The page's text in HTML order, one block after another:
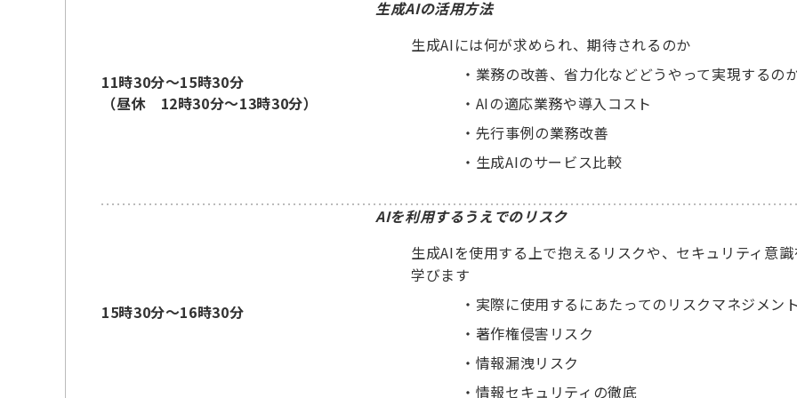
11時30分～15時30分
（昼休 12時30分～13時30分）
生成AIの活用方法
生成AIには何が求められ、期待されるのか
・ 業務の改善、省力化などどうやって実現するの
・ AIの適応業務や導入コスト
・ 先行事例の業務改善
・ 生成AIのサービス比較
15時30分～16時30分
AIを利用するうえでのリスク
生成AIを使用する上で抱えるリスクや、セキュリティ意識
学びます
・ 実際に使用するにあたってのリスクマネジメント
・ 著作権侵害リスク
・ 情報漏洩リスク
・ 情報セキュリティの徹底